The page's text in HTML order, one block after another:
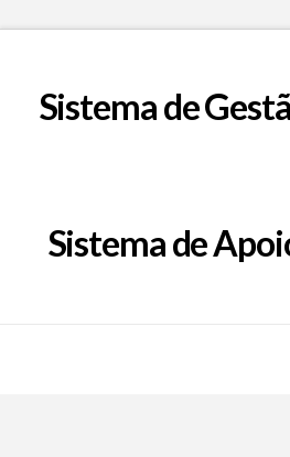
Sistema de
Sistema de